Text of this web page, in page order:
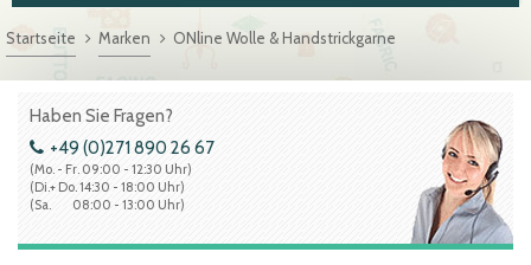
Startseite Marken ONline Wolle & Handstrickgarne
Haben Sie Fragen?
+49 (0)271 890 26 67
(Mo. - Fr. 09:00 - 12:30 Uhr)
(Di.+ Do. 14:30 - 18:00 Uhr)
(Sa. 08:00 - 13:00 Uhr)